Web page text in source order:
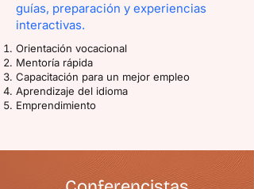
guías, preparación y experiencias
interactivas.
Orientación vocacional
Mentoría rápida
Capacitación para un mejor empleo
Aprendizaje del idioma
Emprendimiento